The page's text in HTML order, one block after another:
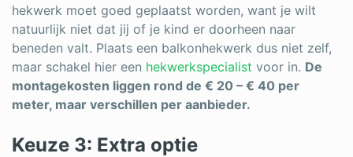
hekwerk moet goed geplaatst worden, want je wilt
natuurlijk niet dat jij of je kind er doorheen naar
beneden valt. Plaats een balkonhekwerk dus niet zelf,
maar schakel hier een hekwerkspecialist voor in. De
montagekosten liggen rond de € 20 – € 40 per
meter, maar verschillen per aanbieder.
Keuze 3: Extra optie